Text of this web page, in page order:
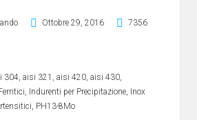
Ottobre 29, 2016 7356
304, aisi 321 , aisi 420, aisi 430,
, Indurenti per Precipitazione, Inox
, PH13-8Mo